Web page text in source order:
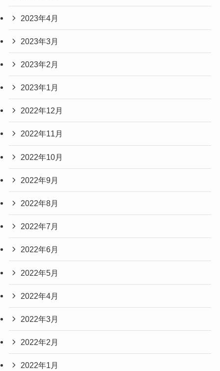
2023年4月
2023年3月
2023年2月
2023年1月
2022年12月
2022年11月
2022年10月
2022年9月
2022年8月
2022年7月
2022年6月
2022年5月
2022年4月
2022年3月
2022年2月
2022年1月